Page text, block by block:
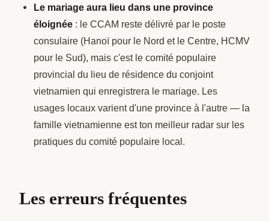
Le mariage aura lieu dans une province
éloignée : le CCAM reste délivré par le poste
consulaire (Hanoï pour le Nord et le Centre, HCMV
pour le Sud), mais c'est le comité populaire
provincial du lieu de résidence du conjoint
vietnamien qui enregistrera le mariage. Les
usages locaux varient d'une province à l'autre — la
famille vietnamienne est ton meilleur radar sur les
pratiques du comité populaire local.
Les erreurs fréquentes